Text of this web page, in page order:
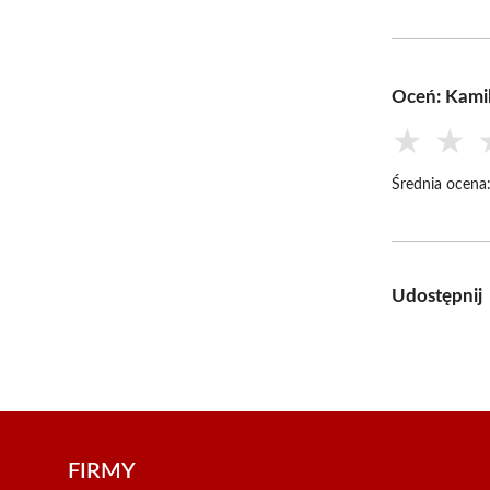
Oceń:
★ ★
Średnia ocena:
Udostępnij
FIRMY